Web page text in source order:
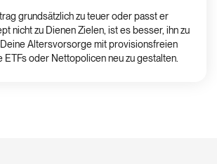
grundsätzlich zu teuer oder passt er
nicht zu Dienen Zielen, ist es besser, ihn zu
Altersvorsorge mit provisionsfreien
ETFs oder Nettopolicen neu zu gestalten.